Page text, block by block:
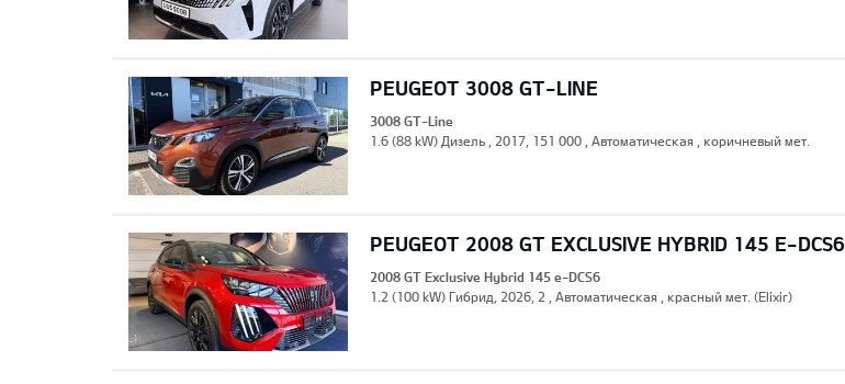
PEUGEOT 3008 GT-LINE
3008 GT-Line
1.6 (88 kW) Дизель , 2017, 151 000 , Автоматическая , коричневый мет.
PEUGEOT 2008 GT EXCLUSIVE HYBRID 145 E-DCS6
2008 GT Exclusive Hybrid 145 e-DCS6
1.2 (100 kW) Гибрид, 2026, 2 , Автоматическая , красный мет. (Elixir)